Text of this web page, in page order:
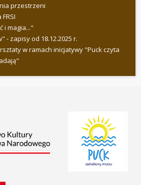
przestrzeni
i magia..."
- zapisy od 18.12.2025 r.
w ramach inicjatywy "Puck czyta